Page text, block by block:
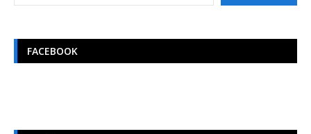
FACEBOOK